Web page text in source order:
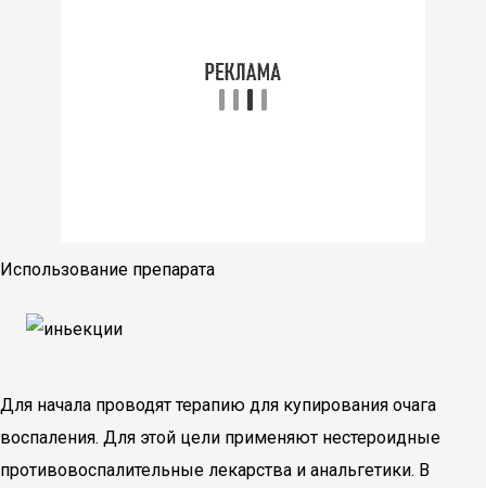
Использование препарата
Для начала проводят терапию для купирования очага
воспаления. Для этой цели применяют нестероидные
противовоспалительные лекарства и анальгетики. В